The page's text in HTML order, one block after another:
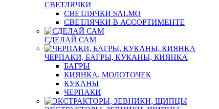
СВЕТЛЯЧКИ
СВЕТЛЯЧКИ SALMO
СВЕТЛЯЧКИ В АССОРТИМЕНТЕ
СДЕЛАЙ САМ
ЧЕРПАКИ, БАГРЫ, КУКАНЫ, КИЯНКА
БАГРЫ
КИЯНКА, МОЛОТОЧЕК
КУКАНЫ
ЧЕРПАКИ